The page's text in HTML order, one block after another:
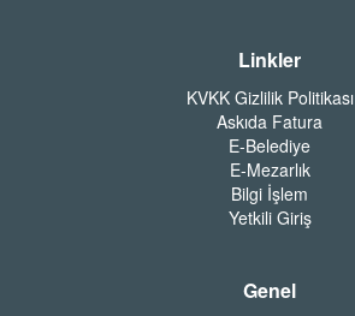
Linkler
KVKK Gizlilik Politikası
Askıda Fatura
E-Belediye
E-Mezarlık
Bilgi İşlem
Yetkili Giriş
Genel